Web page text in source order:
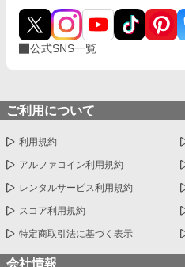
公式SNS一覧
ご利用について
利用規約
アルファコイン利用規約
レンタルサービス利用規約
スコア利用規約
特定商取引法に基づく表示
会社情報